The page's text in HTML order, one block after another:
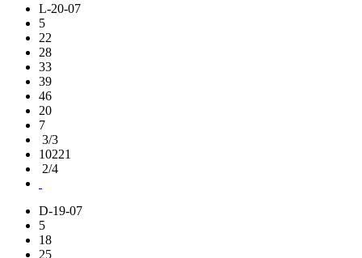
L-20-07
5
22
28
33
39
46
20
7
3/3
10221
2/4
D-19-07
5
18
25